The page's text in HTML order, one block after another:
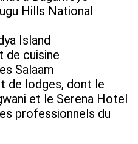
Hills National
Island
de cuisine
Salaam
de lodges, dont le
et le Serena Hotel
professionnels du